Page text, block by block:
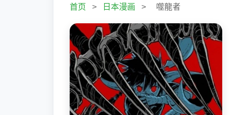
首页 > 日本漫画 > 噬龍者